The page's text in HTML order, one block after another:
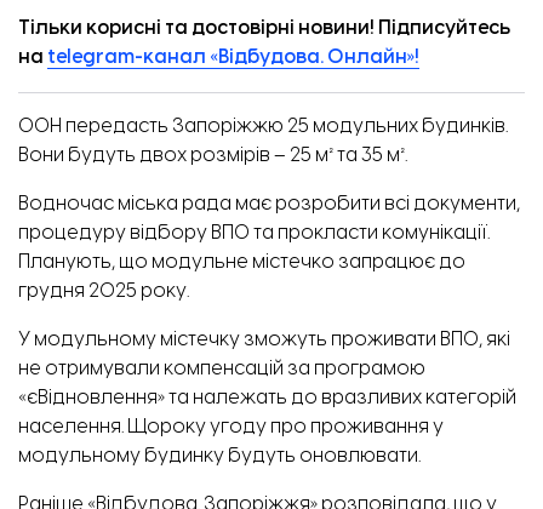
Тільки корисні та достовірні новини! Підписуйтесь
на telegram-канал «Відбудова. Онлайн»!
ООН передасть Запоріжжю 25 модульних будинків.
Вони будуть двох розмірів – 25 м² та 35 м².
Водночас міська рада має розробити всі документи,
процедуру відбору ВПО та прокласти комунікації.
Планують, що модульне містечко запрацює до
грудня 2025 року.
У модульному містечку зможуть проживати ВПО, які
не отримували компенсацій за програмою
«єВідновлення» та належать до вразливих категорій
населення. Щороку угоду про проживання у
модульному будинку будуть оновлювати.
Раніше «Відбудова. Запоріжжя» розповідала, що у